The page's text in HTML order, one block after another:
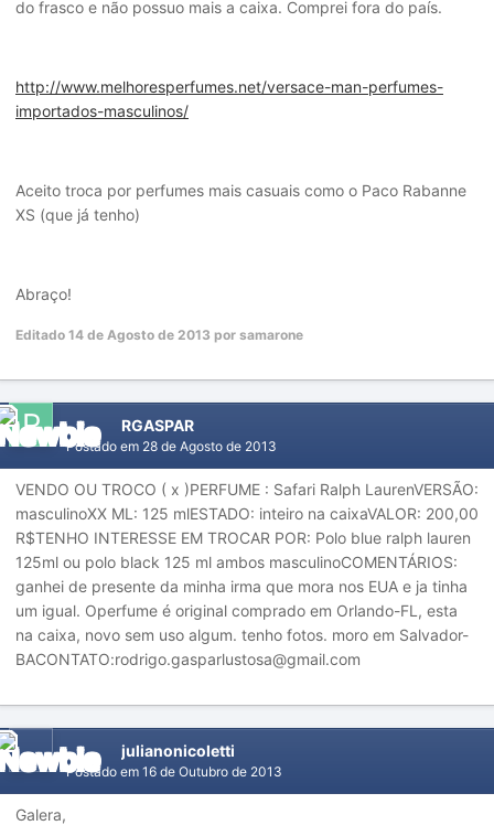
do frasco e não possuo mais a caixa. Comprei fora do país.
http://www.melhoresperfumes.net/versace-man-perfumes-
importados-masculinos/
Aceito troca por perfumes mais casuais como o Paco Rabanne
XS (que já tenho)
Abraço!
Editado 14 de Agosto de 2013 por samarone
RGASPAR
Postado em 28 de Agosto de 2013
VENDO OU TROCO ( x )PERFUME : Safari Ralph LaurenVERSÃO:
masculinoXX ML: 125 mlESTADO: inteiro na caixaVALOR: 200,00
R$TENHO INTERESSE EM TROCAR POR: Polo blue ralph lauren
125ml ou polo black 125 ml ambos masculinoCOMENTÁRIOS:
ganhei de presente da minha irma que mora nos EUA e ja tinha
um igual. Operfume é original comprado em Orlando-FL, esta
na caixa, novo sem uso algum. tenho fotos. moro em Salvador-
BACONTATO:rodrigo.gasparlustosa@gmail.com
julianonicoletti
Postado em 16 de Outubro de 2013
Galera,